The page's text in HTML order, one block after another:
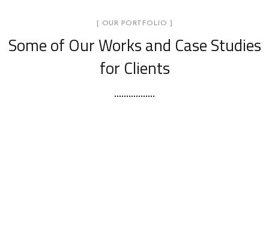
[ OUR PORTFOLIO ]
Some of Our Worksand Case Studies
for Clients